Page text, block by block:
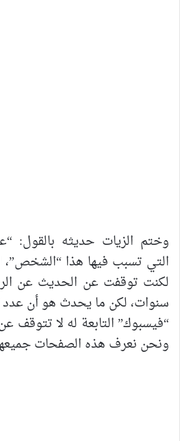
وختم الزيات حديثه بالقول:
التي تسبب فيها هذا
سنوات، لكن ما يحدث هو أن
“فيسبوك” التابعة له لا تتوقف
ونحن نعرف هذه الصفحات